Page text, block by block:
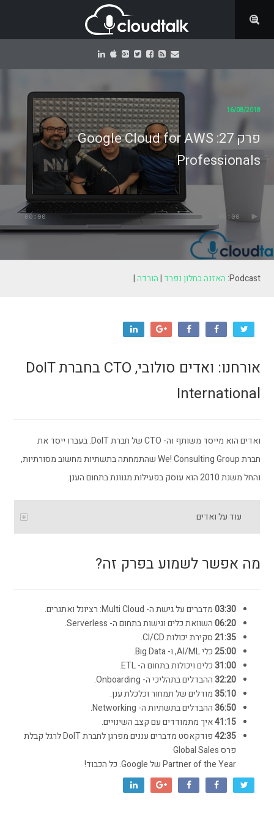
16/08/2018
פרק 27: Google Cloud for AWS
Professionals
אודיו
00:00
00:00
Podcast: האזנה בחלון נפרד |הורדה|
אורחנו: ואדים סולובי, CTO בחברת DoIT
International
ואדים הוא מייסד משותף וה- CTO של חברת DoIT. בעברו ייסד את
חברת
We! Consulting Group שהתמחתה בתשתיות מחשוב מסורתיות,
והחל משנת 2010 הוא עוסק בפעילות מגוונת בתחום הענן.
עוד על ואדים
מה אפשר לשמוע בפרק זה?
03:30מדברים על גישת ה- Multi Cloud: רציונל ואתגרים.
06:20השוואת כלים וגישות בתחום ה- Serverless.
21:35סקירת יכולות CI/CD.
25:00כלי AI/ML, ו- Big Data.
31:00כלים ויכולות בתחום ה- ETL.
32:20ההבדלים בתהליכי ה- Onboarding.
35:10מודלים של תמחור וכלכלת ענן.
36:50ההבדלים בתשתיות ה- Networking.
41:15איך מתמודדים עם קצב השינויים.
42:35
פודקאסט מדברים עננים מפרגן לחברת DoIT לרגל קבלת
פרס Global Sales
Partner of the Year של Google. כל הכבוד!